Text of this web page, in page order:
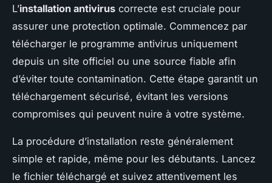
L’installation antivirus correcte est cruciale pour
assurer une protection optimale. Commencez par
télécharger le programme antivirus uniquement
depuis un site officiel ou une source fiable afin
d’éviter toute contamination. Cette étape garantit un
téléchargement sécurisé, évitant les versions
compromises qui peuvent nuire à votre système.
La procédure d’installation reste généralement
simple et rapide, même pour les débutants. Lancez
le fichier téléchargé et suivez attentivement les